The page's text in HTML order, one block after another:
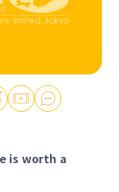
is worth a